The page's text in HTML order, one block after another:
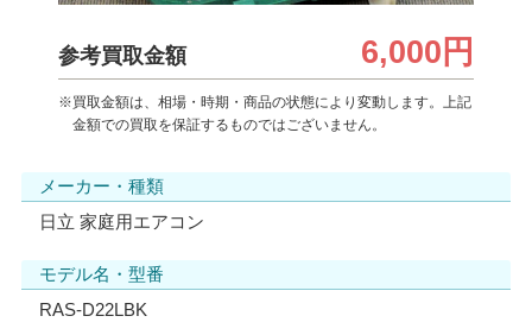
参考買取金額 6,000円
※買取金額は、相場・時期・商品の状態により変動します。上記
金額での買取を保証するものではございません。
メーカー・種類
日立 家庭用エアコン
モデル名・型番
RAS-D22LBK